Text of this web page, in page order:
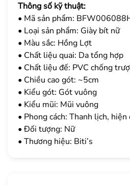
Thông số kỹ thuật:
• Mã sản phẩm:
• Loại sản phẩm: Giày bít nữ
• Màu sắc: Hồng Lợt
• Chất liệu quai: Da tổng hợp
• Chất liệu đế: PVC chống
• Chiều cao gót: ~5cm
• Kiểu gót: Gót vuông
• Kiểu mũi: Mũi vuông
• Phong cách: Thanh lịch, hiện
• Đối tượng: Nữ
• Thương hiệu: Biti’s